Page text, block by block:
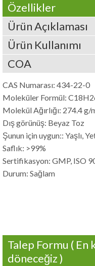
Özellikler
Ürün Açıklaması
Ürün Kullanımı
COA
CAS Numarası: 434-22-0
Moleküler Formül:
Molekül Ağırlığı: 274.4 g/
Dış görünüş: Beyaz Toz
Şunun için uygun:: Yaşlı,
Saflık: >99%
Sertifikasyon: GMP, ISO
Durum: Sağlam
Talep Formu ( En
döneceğiz )